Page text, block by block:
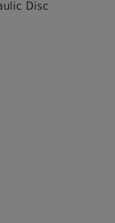
Disc